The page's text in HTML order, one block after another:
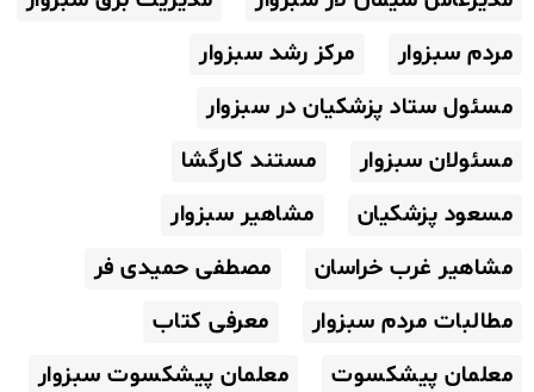
مردم سبزوار
مرکز رشد سبزوار
مسئول ستاد پزشکیان در سبزوار
مسئولان سبزوار
مستند کارگشا
مسعود پزشکیان
مشاهیر سبزوار
مشاهیر غرب خراسان
مصطفی حمیدی فر
مطالبات مردم سبزوار
معرفی کتاب
معلمان پیشکسوت
معلمان پیشکسوت سبزوار